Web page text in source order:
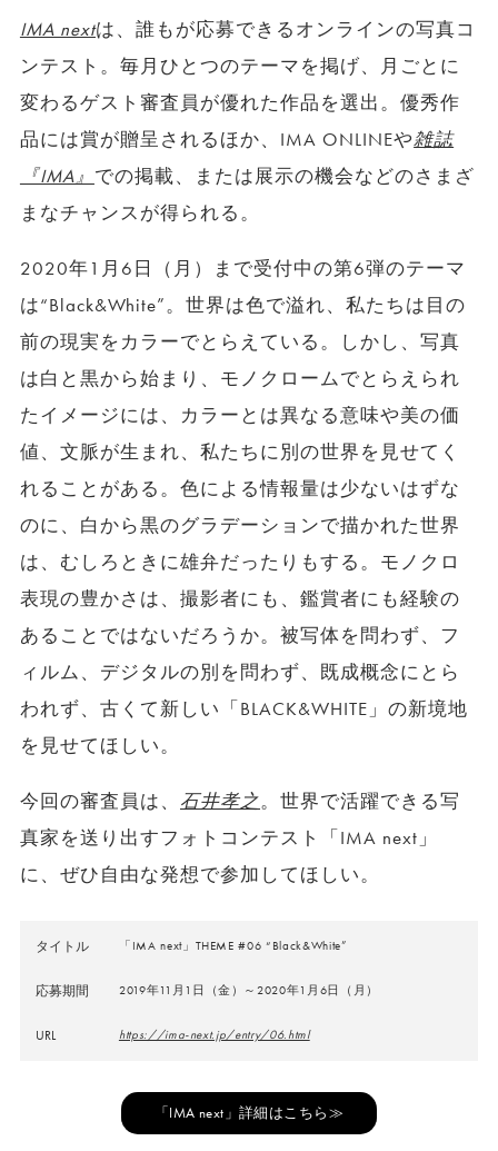
IMA nextは、誰もが応募できるオンラインの写真コ
ンテスト。毎月ひとつのテーマを掲げ、月ごとに
変わるゲスト審査員が優れた作品を選出。優秀作
品には賞が贈呈されるほか、IMA ONLINEや雑誌
『IMA』 での掲載、または展示の機会などのさまざ
まなチャンスが得られる。
2020年1月6日（月）まで受付中の第6弾のテーマ
は“Black&White”。世界は色で溢れ、私たちは目の
前の現実をカラーでとらえている。しかし、写真
は白と黒から始まり、モノクロームでとらえられ
たイメージには、カラーとは異なる意味や美の価
値、文脈が生まれ、私たちに別の世界を見せてく
れることがある。色による情報量は少ないはずな
のに、白から黒のグラデーションで描かれた世界
は、むしろときに雄弁だったりもする。モノクロ
表現の豊かさは、撮影者にも、鑑賞者にも経験の
あることではないだろうか。被写体を問わず、フ
ィルム、デジタルの別を問わず、既成概念にとら
われず、古くて新しい「BLACK&WHITE」の新境地
を見せてほしい。
今回の審査員は、 石井孝之。世界で活躍できる写
真家を送り出すフォトコンテスト「IMA next」
に、ぜひ自由な発想で参加してほしい。
タイトル 「IMA next」THEME #06 “Black&White”
応募期間 2019年11月1日（金）～2020年1月6日（月）
URL https://ima-next.jp/entry/06.html
「IMA next」詳細はこちら≫